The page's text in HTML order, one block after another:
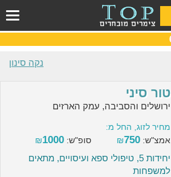
נקה סינון
טור סיני
ירושלים והסביבה, עמק הארזים
מחיר לזוג, החל מ:
אמצ"ש:
₪750 סופ"ש: ₪1000
יחידות 5, טיפולי ספא ועיסויים, מתאים
למשפחות